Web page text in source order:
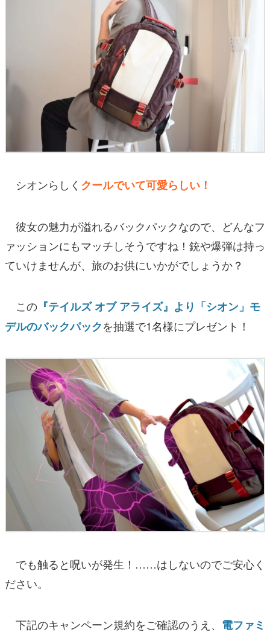
シオンらしく クールでいて可愛らしい！
彼女の魅力が溢れるバックパックなので、どんなフ
ァッションにもマッチしそうですね！銃や爆弾は持っ
ていけませんが、旅のお供にいかがでしょうか？
この 『テイルズ オブ アライズ』より「シオン」モ
デルのバックパックを抽選で1名様にプレゼント！
でも触ると呪いが発生！……はしないのでご安心く
ださい。
下記のキャンペーン規約をご確認のうえ、 電ファミ